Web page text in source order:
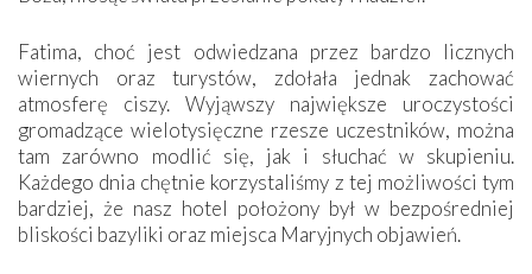
Fatima, choć jest odwiedzana przez bardzo licznych
wiernych oraz turystów, zdołała jednak zachować
atmosferę ciszy. Wyjąwszy największe uroczystości
gromadzące wielotysięczne rzesze uczestników, można
tam zarówno modlić się, jak i słuchać w skupieniu.
Każdego dnia chętnie korzystaliśmy z tej możliwości tym
bardziej, że nasz hotel położony był w bezpośredniej
bliskości bazyliki oraz miejsca Maryjnych objawień.